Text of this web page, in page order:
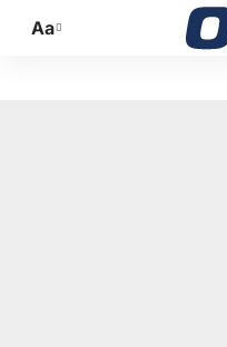
Promijeni
Aa